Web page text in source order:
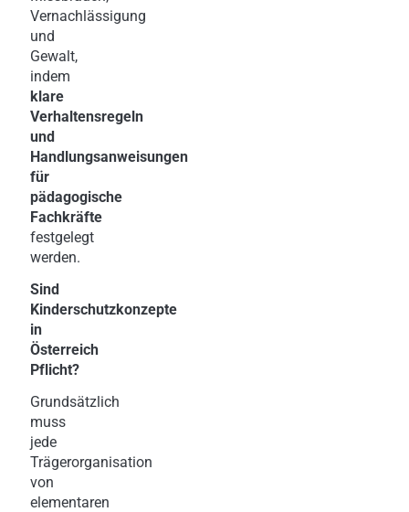
Vernachlässigung
und
Gewalt,
indem
klare
Verhaltensregeln
und
Handlungsanweisungen
für
pädagogische
Fachkräfte
festgelegt
werden.
Sind
Kinderschutzkonzepte
in
Österreich
Pflicht?
Grundsätzlich
muss
jede
Trägerorganisation
von
elementaren